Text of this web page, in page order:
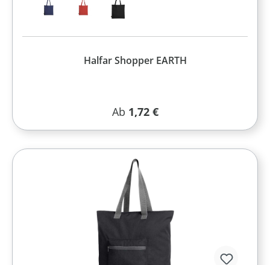
Halfar Shopper EARTH
Regulärer Preis:
Ab 1,72 €